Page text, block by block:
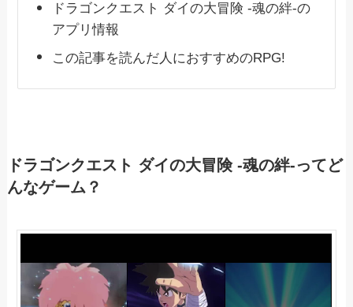
ドラゴンクエスト ダイの大冒険 -魂の絆-の
アプリ情報
この記事を読んだ人におすすめのRPG!
ドラゴンクエスト ダイの大冒険 -魂の絆-ってど
んなゲーム？